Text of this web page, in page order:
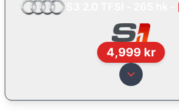
4,999 kr